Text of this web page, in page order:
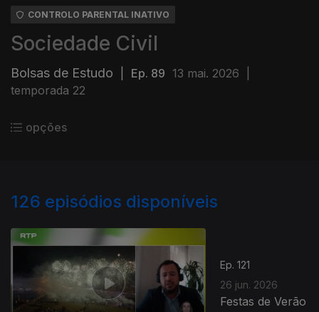
CONTROLO PARENTAL INATIVO
Sociedade Civil
Bolsas de Estudo Ep. 89 13 mai. 2026
temporada 22
opções
126 episódios disponíveis
Ep. 121
26 jun. 2026
Festas de Verão